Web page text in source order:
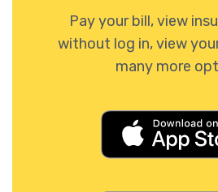
Pay your bill, view
without log in, view
many more